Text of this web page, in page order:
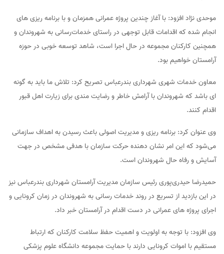
موحدی نژاد افزود: با آغاز چندین پروژه عمرانی همزمان و با برنامه ریزی های
انجام شده که اقدامات قابل توجهی در راستای خدمات‌رسانی به شهروندان و
همچنین کارکنان مجموعه در حال اجرا است، شاهد توسعه خوبی در حوزه
آرامستان خواهیم بود.
معاون خدمات شهری شهرداری بندرعباس تصریح کرد: تلاش ما باید به گونه
ای باشد که شهروندان با آرامش خاطر و رضایت مندی برای زیارت اهل قبور
اقدام کنند.
وی عنوان کرد: برنامه ریزی و مدیریت اصولی باعث رسیدن به اهداف سازمانی
می‌شود که این امر نشان دهنده حرکت سازمان با هدفی مشخص در جهت
آسایش و رفاه حال شهروندان است.
حمیدرضا حیدری‌پوری رئیس سازمان مدیریت آرامستان شهرداری بندرعباس نیز
در این بازدید از تسریع در روند خدمات رسانی به شهروندان در زمان کرونایی و
اجرای پروژه های عمرانی در دست اقدام در آرامستان خبر داد.
وی افزود: با توجه به اولویت و اهمیت حفظ سلامت کارکنان که ارتباط
مستقیم با اموات کرونایی دارند با حمایت مجموعه دانشگاه علوم پزشکی